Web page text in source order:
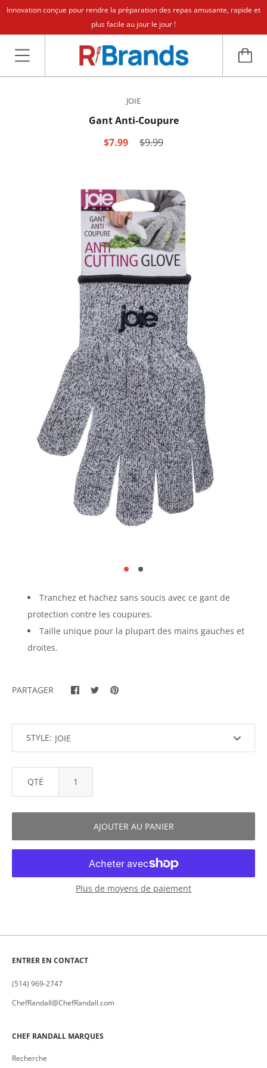
Innovation conçue pour rendre la préparation des repas amusante, rapide et
plus facile au jour le jour !
JOIE
Gant Anti-Coupure
$7.99
$9.99
Tranchez et hachez sans soucis avec ce gant de
protection contre les coupures.
Taille unique pour la plupart des mains gauches et
droites.
PARTAGER
STYLE:
QTÉ
AJOUTER AU PANIER
Plus de moyens de paiement
ENTRER EN CONTACT
(514) 969-2747
ChefRandall@ChefRandall.com
CHEF RANDALL MARQUES
Recherche